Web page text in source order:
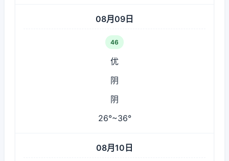
08月09日
46
优
阴
阴
26°~36°
08月10日